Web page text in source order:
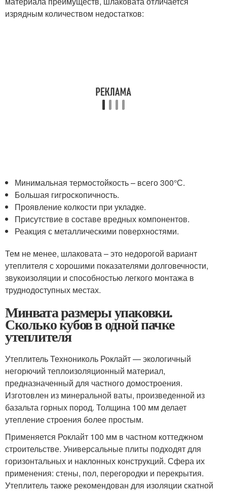
изрядным количеством недостатков:
Минимальная термостойкость – всего 300°С.
Большая гигроскопичность.
Проявление колкости при укладке.
Присутствие в составе вредных компонентов.
Реакция с металлическими поверхностями.
Тем не менее, шлаковата – это недорогой вариант
утеплителя с хорошими показателями долговечности,
звукоизоляции и способностью легкого монтажа в
труднодоступных местах.
Минвата размеры упаковки.
Сколько кубов в одной пачке
утеплителя
Утеплитель Технониколь Роклайт — экологичный
негорючий теплоизоляционный материал,
предназначенный для частного домостроения.
Изготовлен из минеральной ваты, произведенной из
базальта горных пород. Толщина 100 мм делает
утепление строения более простым.
Применяется Роклайт 100 мм в частном коттеджном
строительстве. Универсальные плиты подходят для
горизонтальных и наклонных конструкций. Сфера их
применения: стены, пол, перегородки и перекрытия.
Утеплитель также рекомендован для изоляции скатной